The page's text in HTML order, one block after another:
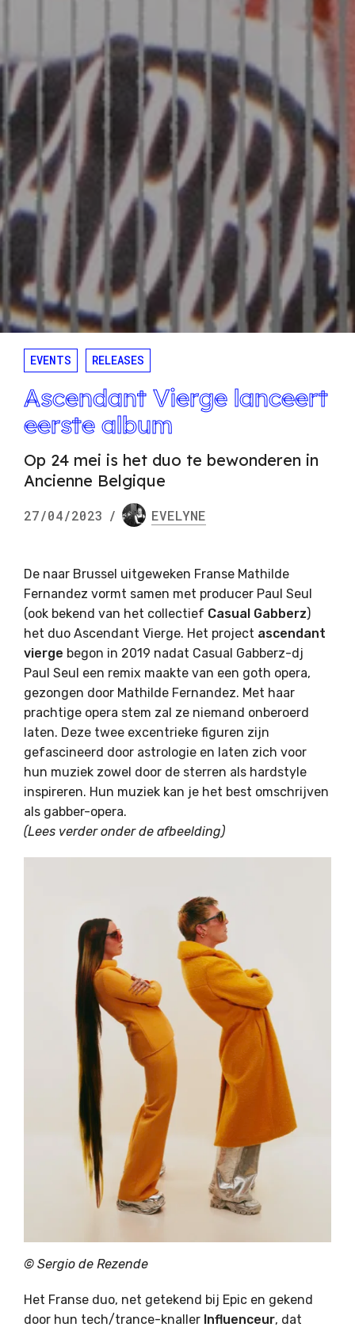
EVENTS RELEASES
Ascendant Vierge lanceert
eerste album
Op 24 mei is het duo te bewonderen in
Ancienne Belgique
27/04/2023 / EVELYNE
De naar Brussel uitgeweken Franse Mathilde
Fernandez vormt samen met producer Paul Seul
(ook bekend van het collectief Casual Gabberz)
het duo Ascendant Vierge. Het project ascendant
vierge begon in 2019 nadat Casual Gabberz-dj
Paul Seul een remix maakte van een goth opera,
gezongen door Mathilde Fernandez. Met haar
prachtige opera stem zal ze niemand onberoerd
laten. Deze twee excentrieke figuren zijn
gefascineerd door astrologie en laten zich voor
hun muziek zowel door de sterren als hardstyle
inspireren. Hun muziek kan je het best omschrijven
als gabber-opera.
(Lees verder onder de afbeelding)
© Sergio de Rezende
Het Franse duo, net getekend bij Epic en gekend
door hun tech/trance-knaller Influenceur, dat